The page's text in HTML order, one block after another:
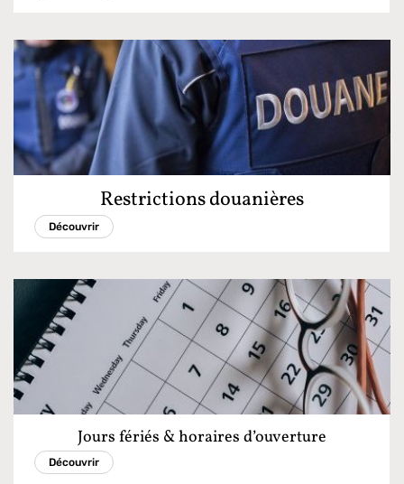
Restrictions douanières
Découvrir
Jours fériés & horaires d’ouverture
Découvrir